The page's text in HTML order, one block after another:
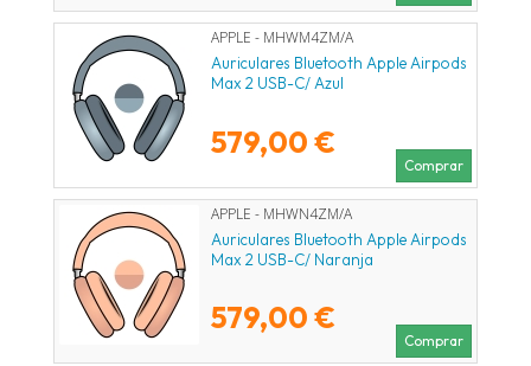
APPLE - MHWM4ZM/A
Auriculares Bluetooth Apple Airpods
Max 2 USB-C/ Azul
579,00 €
Comprar
APPLE - MHWN4ZM/A
Auriculares Bluetooth Apple Airpods
Max 2 USB-C/ Naranja
579,00 €
Comprar